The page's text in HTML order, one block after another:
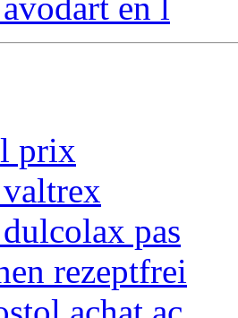
prix
pas
rezeptfrei